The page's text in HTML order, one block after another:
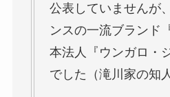
公表していませんが
ンスの一流ブランド
本法人『ウンガロ・
でした（滝川家の知人